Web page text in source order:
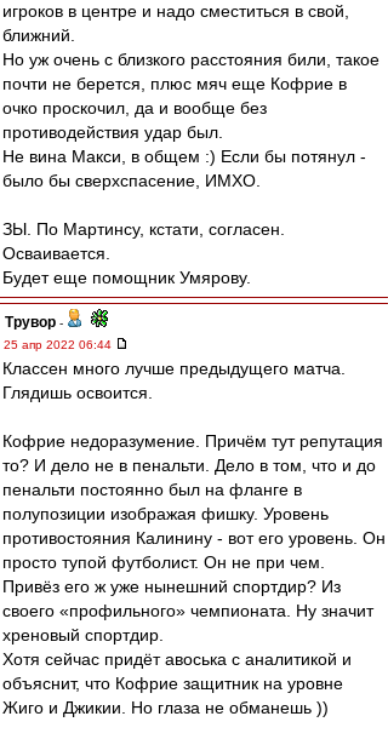
игроков в центре и надо сместиться в свой,
ближний.
Но уж очень с близкого расстояния били, такое
почти не берется, плюс мяч еще Кофрие в
очко проскочил, да и вообще без
противодействия удар был.
Не вина Макси, в общем :) Если бы потянул -
было бы сверхспасение, ИМХО.
ЗЫ. По Мартинсу, кстати, согласен.
Осваивается.
Будет еще помощник Умярову.
Трувор -
25 апр 2022 06:44
Классен много лучше предыдущего матча.
Глядишь освоится.
Кофрие недоразумение. Причём тут репутация
то? И дело не в пенальти. Дело в том, что и до
пенальти постоянно был на фланге в
полупозиции изображая фишку. Уровень
противостояния Калинину - вот его уровень. Он
просто тупой футболист. Он не при чем.
Привёз его ж уже нынешний спортдир? Из
своего «профильного» чемпионата. Ну значит
хреновый спортдир.
Хотя сейчас придёт авоська с аналитикой и
объяснит, что Кофрие защитник на уровне
Жиго и Джикии. Но глаза не обманешь ))